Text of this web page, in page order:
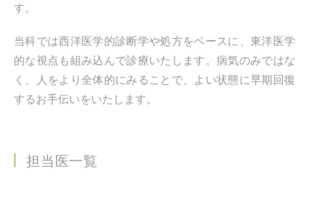
す。
当科では西洋医学的診断学や処方をベースに、東洋医学
的な視点も組み込んで診療いたします。病気のみではな
く、人をより全体的にみることで、よい状態に早期回復
するお手伝いをいたします。
担当医一覧